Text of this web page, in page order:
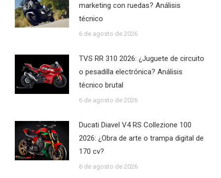
marketing con ruedas? Análisis
técnico
6 de agosto de 2026
TVS RR 310 2026: ¿Juguete de circuito
o pesadilla electrónica? Análisis
técnico brutal
6 de agosto de 2026
Ducati Diavel V4 RS Collezione 100
2026: ¿Obra de arte o trampa digital de
170 cv?
6 de agosto de 2026